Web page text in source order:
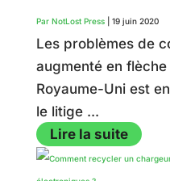
Par NotLost Press| 19 juin 2020
Les problèmes de
augmenté en
Royaume-Uni est
le litige ...
Lire la suite